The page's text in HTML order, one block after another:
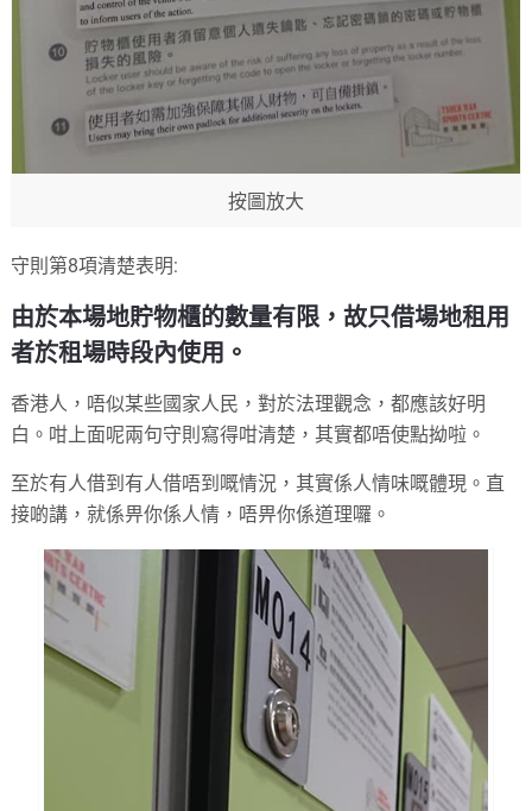
按圖放大
守則第8項清楚表明:
由於本場地貯物櫃的數量有限，故只借場地租用
者於租場時段內使用。
香港人，唔似某些國家人民，對於法理觀念，都應該好明
白。咁上面呢兩句守則寫得咁清楚，其實都唔使點拗啦。
至於有人借到有人借唔到嘅情況，其實係人情味嘅體現。直
接啲講，就係畀你係人情，唔畀你係道理囉。